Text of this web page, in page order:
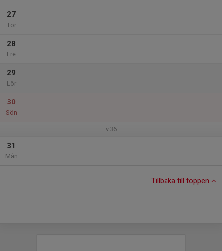
27
Tor
28
Fre
29
Lör
30
Sön
v.36
31
Mån
Tillbaka till toppen